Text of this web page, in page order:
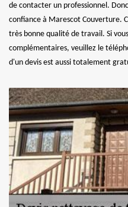
de contacter un professionnel.
confiance à Marescot Couverture.
très bonne qualité de travail. Si
complémentaires, veuillez le
d'un devis est aussi totalement